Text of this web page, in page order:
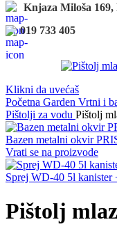
Knjaza Miloša 169,
019 733 405
Klikni da uvećaš
Početna Garden Vrtni i
Pištolji za vodu Pištolj
Bazen metalni okvir
Vrati se na proizvode
Sprej WD-40 5l kanister
Pištolj